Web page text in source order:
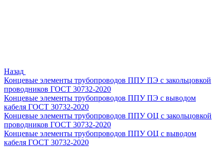
Назад
Концевые элементы трубопроводов ППУ ПЭ с закольцовкой
проводников ГОСТ 30732-2020
Концевые элементы трубопроводов ППУ ПЭ с выводом
кабеля ГОСТ 30732-2020
Концевые элементы трубопроводов ППУ ОЦ с закольцовкой
проводников ГОСТ 30732-2020
Концевые элементы трубопроводов ППУ ОЦ с выводом
кабеля ГОСТ 30732-2020